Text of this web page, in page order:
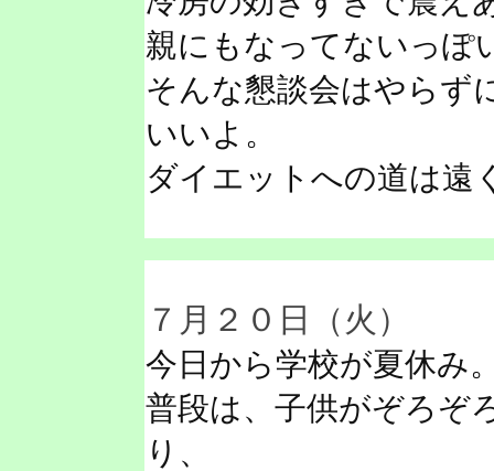
親にもなってないっぽ
そんな懇談会はやらず
いいよ。
ダイエットへの道は遠
７月２０日（火）
今日から学校が夏休み
普段は、子供がぞろぞ
り、